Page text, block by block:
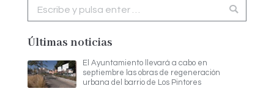
Últimas noticias
El Ayuntamiento llevará a cabo en
septiembre las obras de regeneración
urbana del barrio de Los Pintores